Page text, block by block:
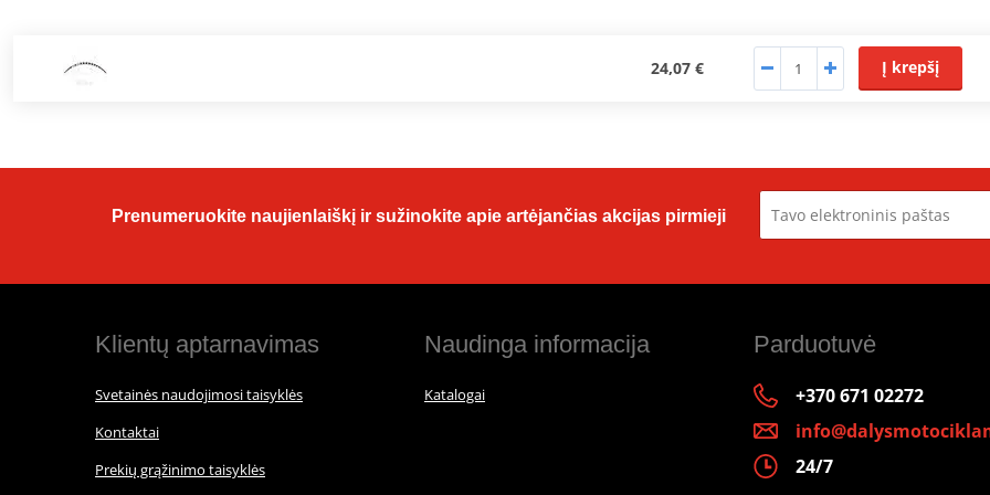
24,07 € Į krepšį
Prenumeruokite naujienlaiškį ir sužinokite apie artėjančias akcijas pirmieji
Klientų aptarnavimas
Svetainės naudojimosi taisyklės
Kontaktai
Prekių grąžinimo taisyklės
Naudinga informacija
Katalogai
Parduotuvė
+370 671 02272
24/7